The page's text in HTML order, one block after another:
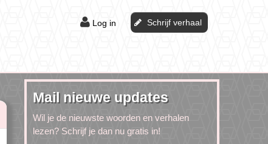
Log in Schrijf verhaal
Mail nieuwe updates
Wil je de nieuwste woorden en verhalen
lezen? Schrijf je dan nu gratis in!